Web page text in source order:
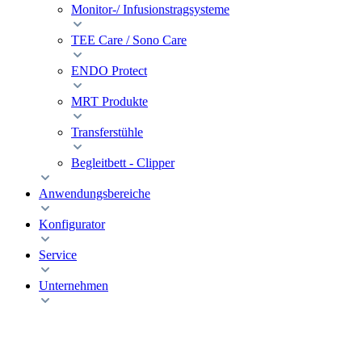
Monitor-/ Infusionstragsysteme
TEE Care / Sono Care
ENDO Protect
MRT Produkte
Transferstühle
Begleitbett - Clipper
Anwendungsbereiche
Konfigurator
Service
Unternehmen